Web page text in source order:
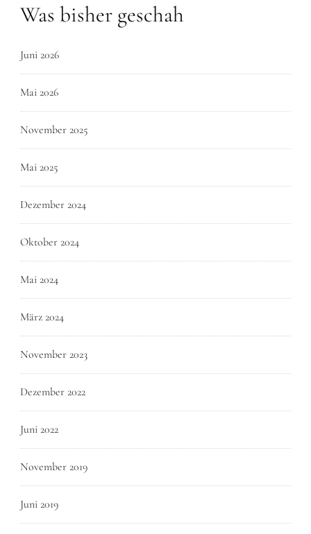
Was bisher geschah
Juni 2026
Mai 2026
November 2025
Mai 2025
Dezember 2024
Oktober 2024
Mai 2024
März 2024
November 2023
Dezember 2022
Juni 2022
November 2019
Juni 2019